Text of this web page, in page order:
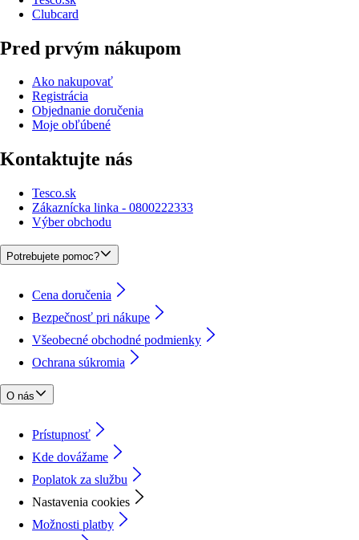
Clubcard
Pred prvým nákupom
Ako nakupovať
Registrácia
Objednanie doručenia
Moje obľúbené
Kontaktujte nás
Tesco.sk
Zákaznícka linka - 0800222333
Výber obchodu
Potrebujete pomoc?
Cena doručenia
Bezpečnosť pri nákupe
Všeobecné obchodné podmienky
Ochrana súkromia
O nás
Prístupnosť
Kde dovážame
Poplatok za službu
Nastavenia cookies
Možnosti platby